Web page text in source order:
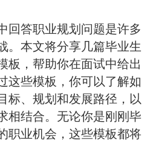
回答职业规划问题是许多
。本文将分享几篇毕业生
板，帮助你在面试中给出
这些模板，你可以了解如
标、规划和发展路径，以
相结合。无论你是刚刚毕
职业机会，这些模板都将